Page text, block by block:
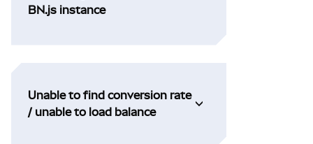
BN.js instance
Unable to find conversion rate
/ unable to load balance